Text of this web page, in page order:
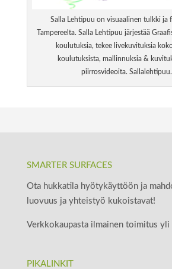
Salla Lehtipuu on visuaalinen tulkki ja
Tampereelta. Salla Lehtipuu järjestää
koulutuksia, tekee livekuvituksia
koulutuksista, mallinnuksia &
piirrosvideoita.
SMARTER SURFACES
Ota hukkatila hyötykäyttöön ja
luovuus ja yhteistyö kukoistavat!
Verkkokaupasta ilmainen toimitus
PIKALINKIT